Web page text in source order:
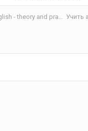
Теория и практика обучения английскому языку/Teaching English - theory and practice Учить